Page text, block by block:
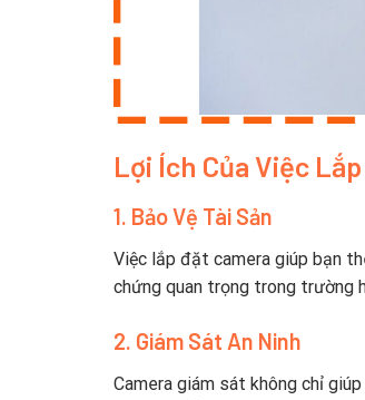
Lợi Ích Của Việc
1. Bảo Vệ Tài Sản
Việc lắp đặt camera giúp bạn
chứng quan trọng trong trường
2. Giám Sát An Ninh
Camera giám sát không chỉ